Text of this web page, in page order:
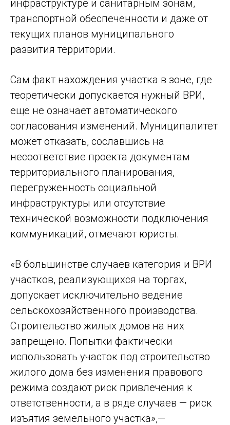
инфраструктуре и санитарным зонам,
транспортной обеспеченности и даже от
текущих планов муниципального
развития территории.
Сам факт нахождения участка в зоне, где
теоретически допускается нужный ВРИ,
еще не означает автоматического
согласования изменений. Муниципалитет
может отказать, сославшись на
несоответствие проекта документам
территориального планирования,
перегруженность социальной
инфраструктуры или отсутствие
технической возможности подключения
коммуникаций, отмечают юристы.
«В большинстве случаев категория и ВРИ
участков, реализующихся на торгах,
допускает исключительно ведение
сельскохозяйственного производства.
Строительство жилых домов на них
запрещено. Попытки фактически
использовать участок под строительство
жилого дома без изменения правового
режима создают риск привлечения к
ответственности, а в ряде случаев — риск
изъятия земельного участка»,—